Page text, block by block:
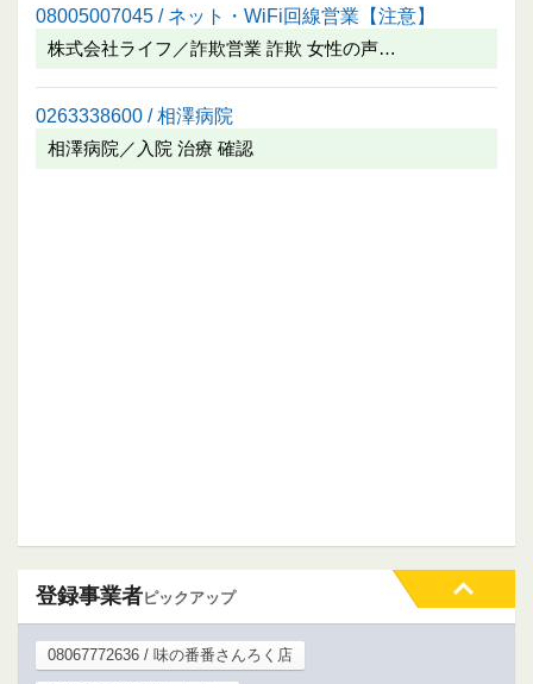
08005007045 / ネット・WiFi回線営業【注意】
株式会社ライフ／詐欺営業 詐欺 女性の声…
0263338600 / 相澤病院
相澤病院／入院 治療 確認
登録事業者ピックアップ
08067772636 / 味の番番さんろく店